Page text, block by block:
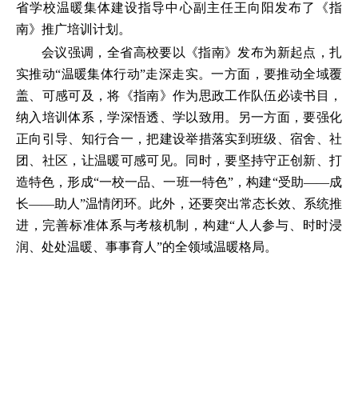
省学校温暖集体建设指导中心副主任王向阳发布了《指
南》推广培训计划。
会议强调，全省高校要以《指南》发布为新起点，扎
实推动“温暖集体行动”走深走实。一方面，要推动全域覆
盖、可感可及，将《指南》作为思政工作队伍必读书目，
纳入培训体系，学深悟透、学以致用。另一方面，要强化
正向引导、知行合一，把建设举措落实到班级、宿舍、社
团、社区，让温暖可感可见。同时，要坚持守正创新、打
造特色，形成“一校一品、一班一特色”，构建“受助——成
长——助人”温情闭环。此外，还要突出常态长效、系统推
进，完善标准体系与考核机制，构建“人人参与、时时浸
润、处处温暖、事事育人”的全领域温暖格局。